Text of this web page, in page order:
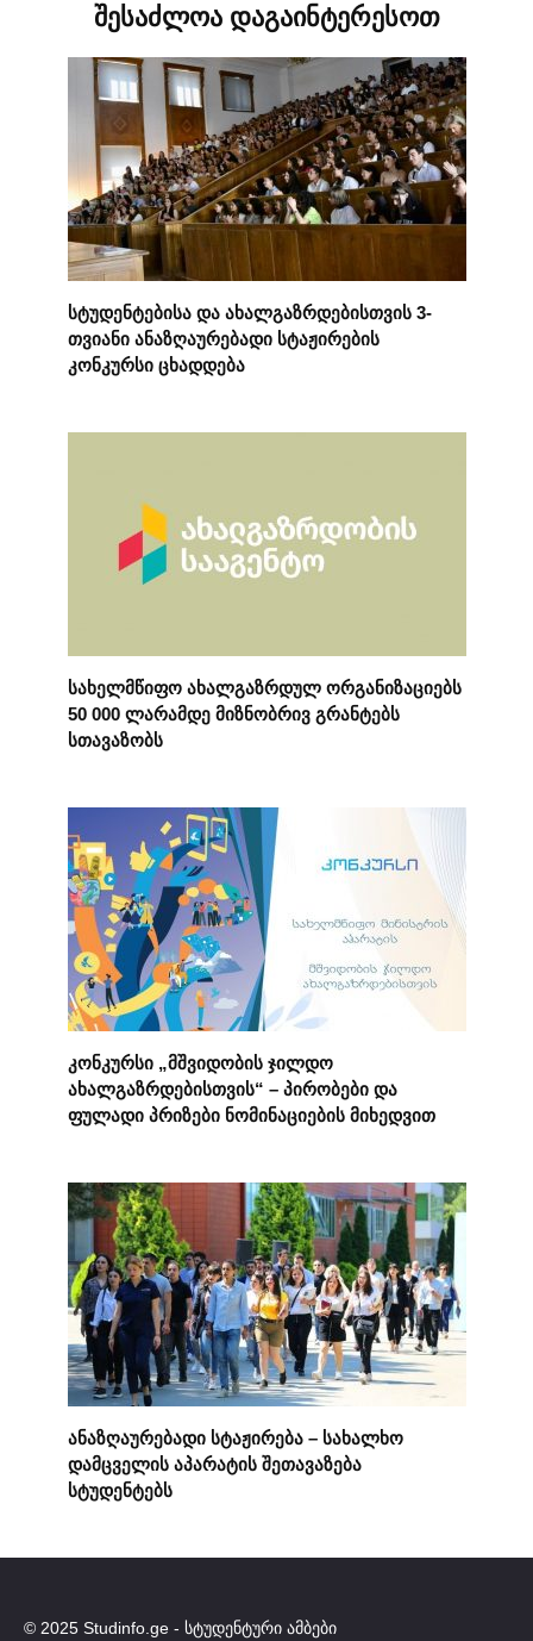
შესაძლოა დაგაინტერესოთ
სტუდენტებისა და ახალგაზრდებისთვის 3-
თვიანი ანაზღაურებადი სტაჟირების
კონკურსი ცხადდება
სახელმწიფო ახალგაზრდულ ორგანიზაციებს
50 000 ლარამდე მიზნობრივ გრანტებს
სთავაზობს
კონკურსი „მშვიდობის ჯილდო
ახალგაზრდებისთვის“ – პირობები და
ფულადი პრიზები ნომინაციების მიხედვით
ანაზღაურებადი სტაჟირება – სახალხო
დამცველის აპარატის შეთავაზება
სტუდენტებს
© 2025 Studinfo.ge - სტუდენტური ამბები